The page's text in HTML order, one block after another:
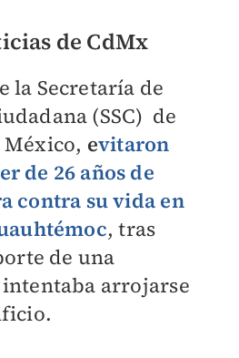
de CdMx
la Secretaría de
(SSC) de
evitaron
de 26 años de
contra su vida en
, tras
de una
arrojarse